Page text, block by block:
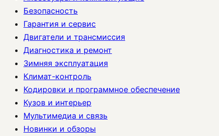
Безопасность
Гарантия и сервис
Двигатели и трансмиссия
Диагностика и ремонт
Зимняя эксплуатация
Климат-контроль
Кодировки и программное обеспечение
Кузов и интерьер
Мультимедиа и связь
Новинки и обзоры